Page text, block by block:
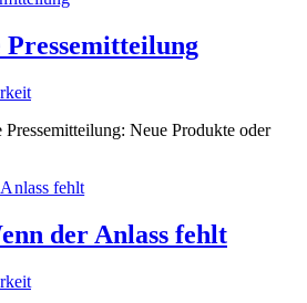
Pressemitteilung
Neue Produkte oder
der Anlass fehlt